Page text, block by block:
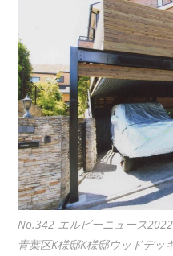
No.342 エルビーニュース
青葉区K様邸K様邸ウッドデッ